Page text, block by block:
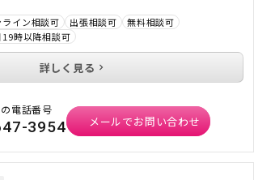
ライン相談可 出張相談可
無料相談可
19時以降相談可
詳しく見る
電話番号
3954 メールでお問い合わせ